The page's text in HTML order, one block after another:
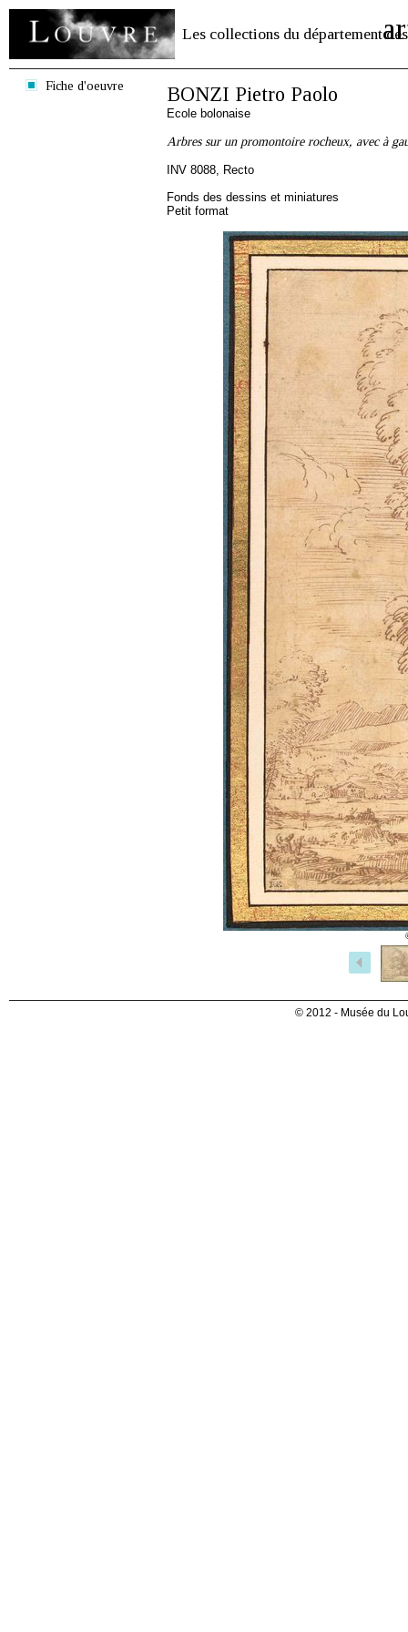
Les collections du département des
Fiche d'oeuvre BONZI Pietro Paolo
Ecole bolonaise
Arbres sur un promontoire rocheux, avec à
INV 8088, Recto
Fonds des dessins et miniatures
Petit format
© 2012 - Musée du